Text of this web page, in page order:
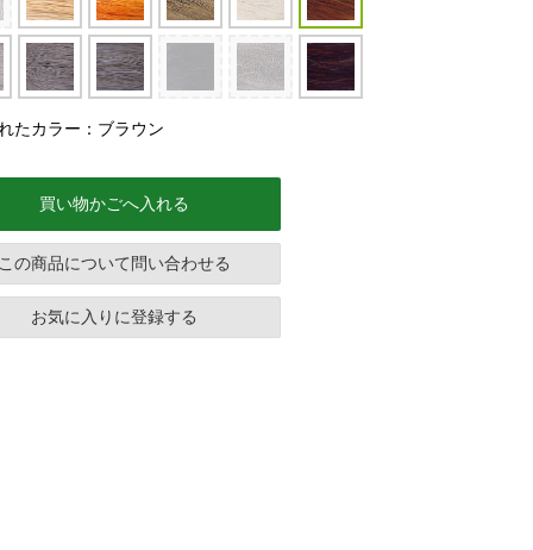
たカラー：ブラウン
買い物かごへ入れる
この商品について問い合わせる
お気に入りに登録する